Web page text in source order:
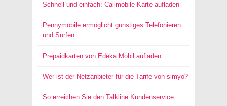
Schnell und einfach: Callmobile-Karte aufladen
Pennymobile ermöglicht günstiges Telefonieren
und Surfen
Prepaidkarten von Edeka Mobil aufladen
Wer ist der Netzanbieter für die Tarife von simyo?
So erreichen Sie den Talkline Kundenservice